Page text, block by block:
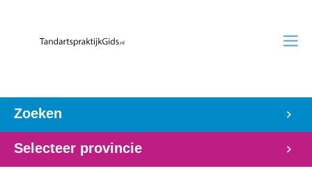
Zoeken
Selecteer provincie